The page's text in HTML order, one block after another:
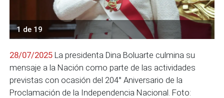
1 de 19
28/07/2025 La presidenta Dina Boluarte culmina su
mensaje a la Nación como parte de las actividades
previstas con ocasión del 204° Aniversario de la
Proclamación de la Independencia Nacional. Foto: